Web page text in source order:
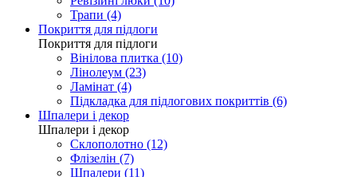
Трапи (4)
Покриття для підлоги
Покриття для підлоги
Вінілова плитка (10)
Лінолеум (23)
Ламінат (4)
Підкладка для підлогових покриттів (6)
Шпалери і декор
Шпалери і декор
Склополотно (12)
Флізелін (7)
Шпалери (11)